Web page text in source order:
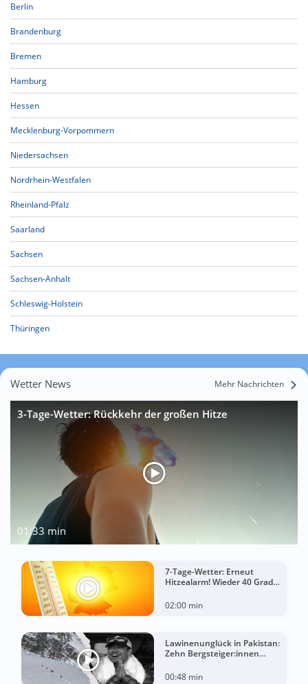
Berlin
Brandenburg
Bremen
Hamburg
Hessen
Mecklenburg-Vorpommern
Niedersachsen
Nordrhein-Westfalen
Rheinland-Pfalz
Saarland
Sachsen
Sachsen-Anhalt
Schleswig-Holstein
Thüringen
Wetter News Mehr Nachrichten
3-Tage-Wetter: Rückkehr der großen Hitze
01:33 min
7-Tage-Wetter: Erneut
Hitzealarm! Wieder 40 Grad
02:00 min
Lawinenunglück in Pakistan:
Zehn Bergsteiger:innen
00:48 min